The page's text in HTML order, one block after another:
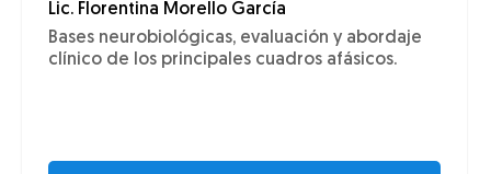
Lic. Florentina Morello García
Bases neurobiológicas, evaluación y abordaje
clínico de los principales cuadros afásicos.